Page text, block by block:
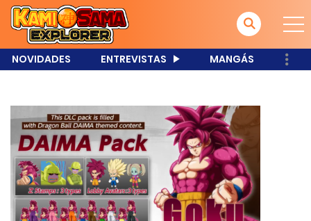
NOVIDADES ENTREVISTAS MANGÁS